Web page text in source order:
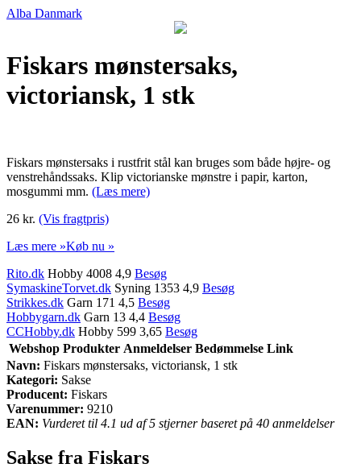
Alba Danmark
Fiskars mønstersaks,
victoriansk, 1 stk
Fiskars mønstersaks i rustfrit stål kan bruges som både højre- og
venstrehåndssaks. Klip victorianske mønstre i papir, karton,
mosgummi mm. (Læs mere)
26 kr. (Vis fragtpris)
Læs mere »Køb nu »
Rito.dk Hobby 4008 4,9 Besøg
SymaskineTorvet.dk Syning 1353 4,9 Besøg
Strikkes.dk Garn 171 4,5 Besøg
Hobbygarn.dk Garn 13 4,4 Besøg
CCHobby.dk Hobby 599 3,65 Besøg
Webshop Produkter Anmeldelser Bedømmelse Link
Navn: Fiskars mønstersaks, victoriansk, 1 stk
Kategori: Sakse
Producent: Fiskars
Varenummer: 9210
EAN: Vurderet til 4.1 ud af 5 stjerner baseret på 40 anmeldelser
Sakse fra Fiskars